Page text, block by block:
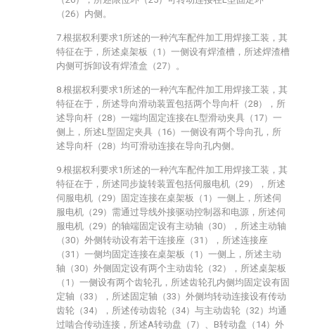
（26）内侧。
7.根据权利要求1所述的一种汽车配件加工用焊接工装，其
特征在于，所述桌架板（1）一侧设有焊渣槽，所述焊渣槽
内侧可拆卸设有焊渣盒（27）。
8.根据权利要求1所述的一种汽车配件加工用焊接工装，其
特征在于，所述导向滑动装置包括两个导向杆（28），所
述导向杆（28）一端均固定连接在L型滑动夹具（17）一
侧上，所述L型固定夹具（16）一侧设有两个导向孔，所
述导向杆（28）均可滑动连接在导向孔内侧。
9.根据权利要求1所述的一种汽车配件加工用焊接工装，其
特征在于，所述同步旋转装置包括伺服电机（29），所述
伺服电机（29）固定连接在桌架板（1）一侧上，所述伺
服电机（29）需通过导线外接驱动控制器和电源，所述伺
服电机（29）的轴端固定设有主动轴（30），所述主动轴
（30）外侧转动设有若干连接座（31），所述连接座
（31）一侧均固定连接在桌架板（1）一侧上，所述主动
轴（30）外侧固定设有两个主动齿轮（32），所述桌架板
（1）一侧设有两个齿轮孔，所述齿轮孔内侧均固定设有固
定轴（33），所述固定轴（33）外侧均转动连接设有传动
齿轮（34），所述传动齿轮（34）与主动齿轮（32）均通
过啮合传动连接，所述A转动盘（7）、B转动盘（14）外